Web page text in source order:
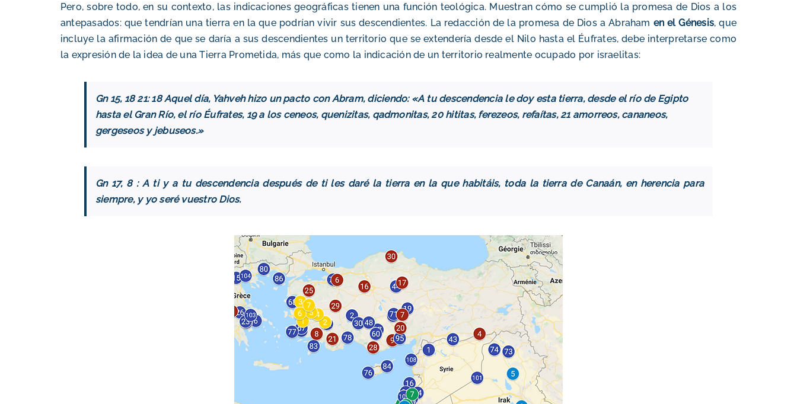
Pero, sobre todo, en su contexto, las indicaciones geográficas tienen una función teológica. Muestran cómo se cumplió la promesa de Dios a los
antepasados: que tendrían una tierra en la que podrían vivir sus descendientes. La redacción de la promesa de Dios a Abraham en el Génesis, que
incluye la afirmación de que se daría a sus descendientes un territorio que se extendería desde el Nilo hasta el Éufrates, debe interpretarse como
la expresión de la idea de una Tierra Prometida, más que como la indicación de un territorio realmente ocupado por israelitas:
Gn 15, 18 21: 18 Aquel día, Yahveh hizo un pacto con Abram, diciendo: «A tu descendencia le doy esta tierra, desde el río de Egipto
hasta el Gran Río, el río Éufrates, 19 a los ceneos, quenizitas, qadmonitas, 20 hititas, ferezeos, refaítas, 21 amorreos, cananeos,
gergeseos y jebuseos.»
Gn 17, 8 : A ti y a tu descendencia después de ti les daré la tierra en la que habitáis, toda la tierra de Canaán, en herencia para
siempre, y yo seré vuestro Dios.